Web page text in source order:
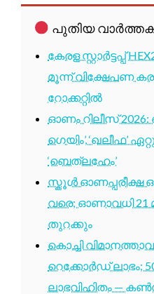
പുതിയ
കേരള സ്റ്റാർട്ടപ്പ്
മൂന്ന് വിക്ഷേപണ
റോക്കറ്റിൽ
ഓണം റിലീസ്
ഗെയിം’, ‘ഖലീഫ’
‘ബെത്‌ലഹേം’
സ്കൂൾ ഓണപ്പരീക്ഷ
വരെ; ഓണാവധി
തുറക്കും
കൊച്ചി
റെക്കോർഡ് ലാഭം;
ലാഭവിഹിതം —